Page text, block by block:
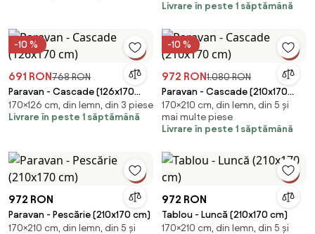
Livrare în peste 1 săptămână
-10 %
691 RON768 RON
Paravan - Cascade (126x170
cm)
170×126 cm, din lemn, din 3 piese
Livrare în peste 1 săptămână
-10 %
972 RON1.080 RON
Paravan - Cascade (210x170
cm)
170×210 cm, din lemn, din 5 și
mai multe piese
Livrare în peste 1 săptămână
972 RON
Paravan - Pescărie (210x170 cm)
170×210 cm, din lemn, din 5 și
972 RON
Tablou - Luncă (210x170 cm)
170×210 cm, din lemn, din 5 și